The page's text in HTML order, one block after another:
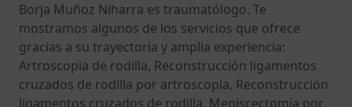
Borja Muñoz Niharra es traumatólogo. Te
mostramos algunos de los servicios que ofrece
gracias a su trayectoria y amplia experiencia:
Artroscopia de rodilla, Reconstrucción ligamentos
cruzados de rodilla por artroscopia, Reconstrucción
ligamentos cruzados de rodilla, Meniscectomía por